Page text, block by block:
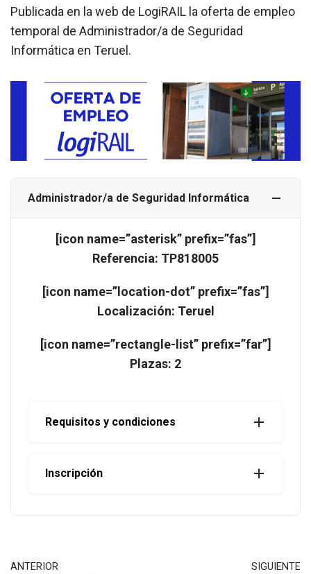
Publicada en la web de LogiRAIL la oferta de empleo
temporal de Administrador/a de Seguridad
Informática en Teruel.
Administrador/a de Seguridad Informática
[icon name=”asterisk” prefix=”fas”]
Referencia: TP818005
[icon name=”location-dot” prefix=”fas”]
Localización: Teruel
[icon name=”rectangle-list” prefix=”far”]
Plazas: 2
Requisitos y condiciones
Inscripción
ANTERIOR SIGUIENTE